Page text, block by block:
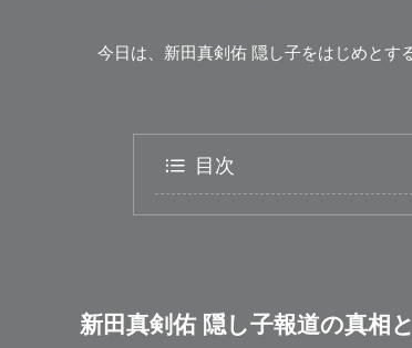
今日は、新田真剣佑 隠し子をはじめとす
目次
新田真剣佑 隠し子報道の真相